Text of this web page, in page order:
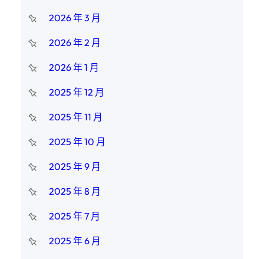
2026 年 3 月
2026 年 2 月
2026 年 1 月
2025 年 12 月
2025 年 11 月
2025 年 10 月
2025 年 9 月
2025 年 8 月
2025 年 7 月
2025 年 6 月